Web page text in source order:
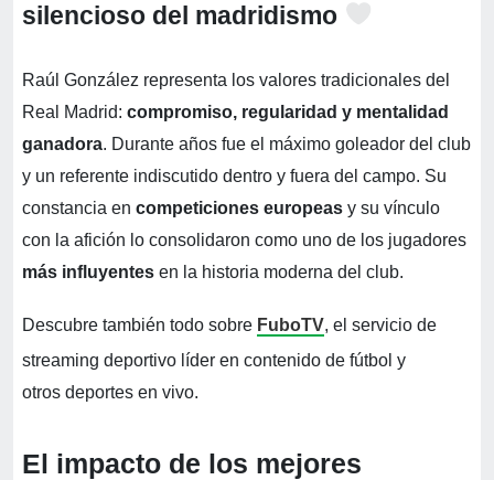
silencioso del madridismo
Raúl González representa los valores tradicionales del
Real Madrid: compromiso, regularidad y mentalidad
ganadora. Durante años fue el máximo goleador del club
y un referente indiscutido dentro y fuera del campo. Su
constancia en competiciones europeas y su vínculo
con la afición lo consolidaron como uno de los jugadores
más influyentes en la historia moderna del club.
Descubre también todo sobre FuboTV, el servicio de
streaming deportivo líder en contenido de fútbol y
otros deportes en vivo.
El impacto de los mejores